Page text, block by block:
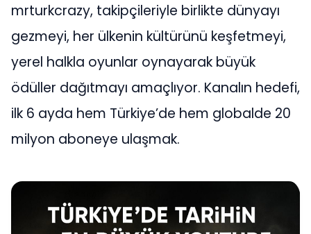
mrturkcrazy, takipçileriyle birlikte dünyayı
gezmeyi, her ülkenin kültürünü keşfetmeyi,
yerel halkla oyunlar oynayarak büyük
ödüller dağıtmayı amaçlıyor. Kanalın hedefi,
ilk 6 ayda hem Türkiye’de hem globalde 20
milyon aboneye ulaşmak.